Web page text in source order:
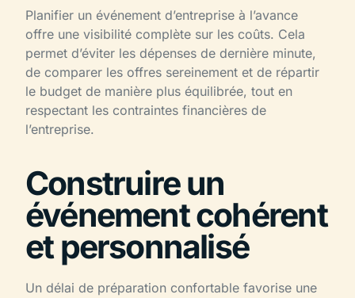
Planifier un événement d’entreprise à l’avance
offre une visibilité complète sur les coûts. Cela
permet d’éviter les dépenses de dernière minute,
de comparer les offres sereinement et de répartir
le budget de manière plus équilibrée, tout en
respectant les contraintes financières de
l’entreprise.
Construire un
événement cohérent
et personnalisé
Un délai de préparation confortable favorise une